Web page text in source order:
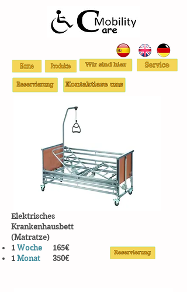
Elektrisches
Krankenhausbett
(Matratze)
1 Woche 165€
1 Monat 350€